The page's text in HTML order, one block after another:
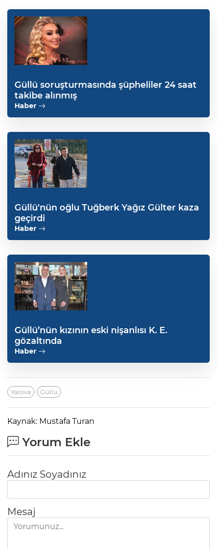
Güllü soruşturmasında şüpheliler 24 saat
takibe alınmış
Haber
Güllü'nün oğlu Tuğberk Yağız Gülter kaza
geçirdi
Haber
Güllü’nün kızının eski nişanlısı K. E.
gözaltında
Haber
Yalova Güllü
Kaynak: Mustafa Turan
Yorum Ekle
Adınız Soyadınız
Mesaj